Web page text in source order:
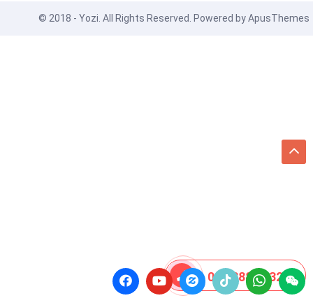
© 2018 - Yozi. All Rights Reserved. Powered byApusThemes
08 8888 0532